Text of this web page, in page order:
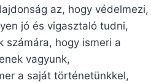
az, hogy védelmezi,
jó és vigasztaló tudni,
számára, hogy ismeri a
vagyunk,
a saját történetünkkel,